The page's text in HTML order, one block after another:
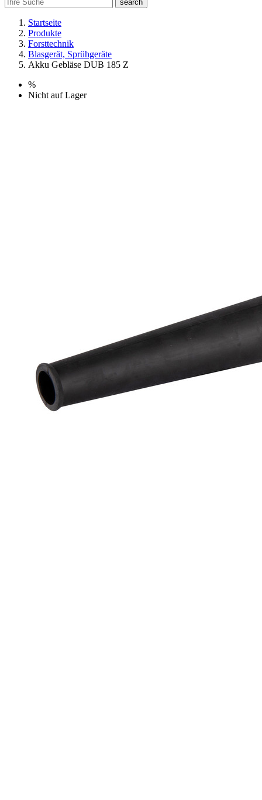
search
Startseite
Produkte
Forsttechnik
Blasgerät, Sprühgeräte
Akku Gebläse DUB 185 Z
%
Nicht auf Lager